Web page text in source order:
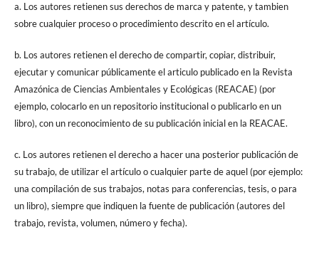
a. Los autores retienen sus derechos de marca y patente, y tambien
sobre cualquier proceso o procedimiento descrito en el artículo.
b. Los autores retienen el derecho de compartir, copiar, distribuir,
ejecutar y comunicar públicamente el articulo publicado en la Revista
Amazónica de Ciencias Ambientales y Ecológicas (REACAE) (por
ejemplo, colocarlo en un repositorio institucional o publicarlo en un
libro), con un reconocimiento de su publicación inicial en la REACAE.
c. Los autores retienen el derecho a hacer una posterior publicación de
su trabajo, de utilizar el artículo o cualquier parte de aquel (por ejemplo:
una compilación de sus trabajos, notas para conferencias, tesis, o para
un libro), siempre que indiquen la fuente de publicación (autores del
trabajo, revista, volumen, número y fecha).